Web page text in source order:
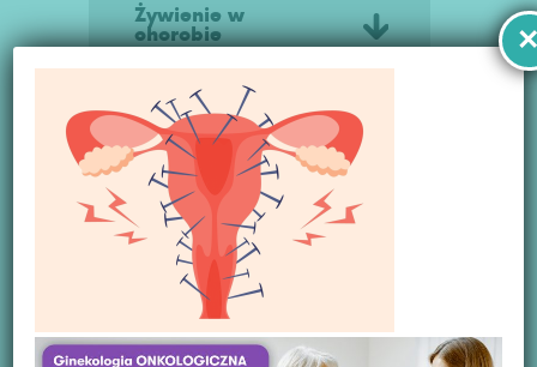
Żywienie w
chorobie
Mięśniaki macicy
kompedium
Poradnik dla kobiet
z nowotworem
Rak szyjki macicy
Chemioterapia